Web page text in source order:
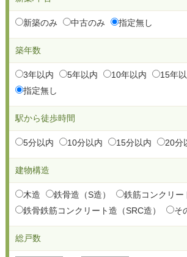
新築のみ 中古のみ 指定無し
築年数
3年以内 5年以内 10年以内 15年
指定無し
駅から徒歩時間
5分以内 10分以内 15分以内 20分
建物構造
木造 鉄骨造（S造）
鉄筋コンクリー
鉄骨鉄筋コンクリート造（SRC造）
そ
総戸数